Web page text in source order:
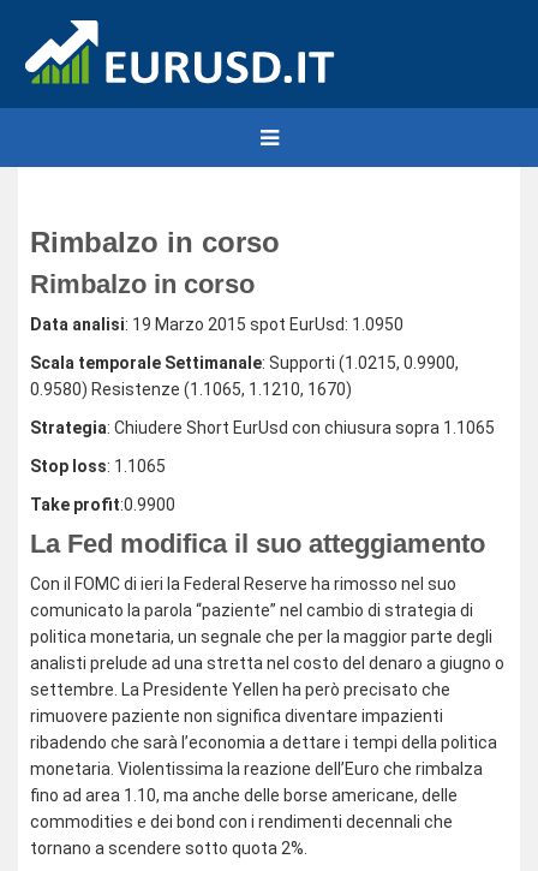
Rimbalzo in corso
Rimbalzo in corso
Data analisi: 19 Marzo 2015 spot EurUsd: 1.0950
Scala temporale Settimanale: Supporti (1.0215, 0.9900,
0.9580) Resistenze (1.1065, 1.1210, 1670)
Strategia: Chiudere Short EurUsd con chiusura sopra 1.1065
Stop loss: 1.1065
Take profit:0.9900
La Fed modifica il suo atteggiamento
Con il FOMC di ieri la Federal Reserve ha rimosso nel suo
comunicato la parola “paziente” nel cambio di strategia di
politica monetaria, un segnale che per la maggior parte degli
analisti prelude ad una stretta nel costo del denaro a giugno o
settembre. La Presidente Yellen ha però precisato che
rimuovere paziente non significa diventare impazienti
ribadendo che sarà l’economia a dettare i tempi della politica
monetaria. Violentissima la reazione dell’Euro che rimbalza
fino ad area 1.10, ma anche delle borse americane, delle
commodities e dei bond con i rendimenti decennali che
tornano a scendere sotto quota 2%.